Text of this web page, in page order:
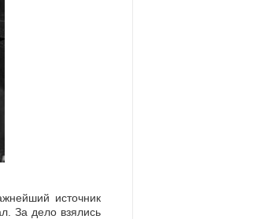
источник
За дело взялись